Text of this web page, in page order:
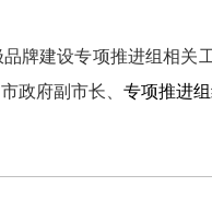
牌建设专项推进组相关
市政府副市长、专项推进组